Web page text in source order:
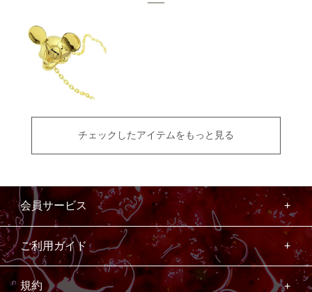
チェックしたアイテムをもっと見る
会員サービス
ご利用ガイド
規約